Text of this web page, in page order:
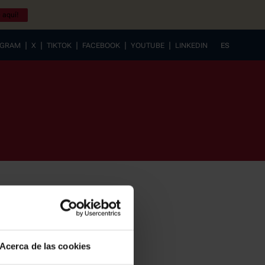
Acerca de las cookies
aquí!
| X | TIKTOK | FACEBOOK | YOUTUBE | LINKEDIN
ES